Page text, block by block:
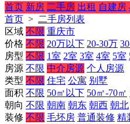
首页 新房 二手房 出租 自建房
首页 > 二手房列表
区域 不限 重庆市
价格 不限 20万以下 20-30万
房型 不限 1室 2室 3室 4室 5室
房源 不限 中介房源 个人房源
类型 不限 住宅 公寓 别墅
面积 不限 50㎡以下 50㎡-70㎡
朝向 不限 朝南 朝东 朝西 朝北
装修 不限 毛坯房 普通装修 精